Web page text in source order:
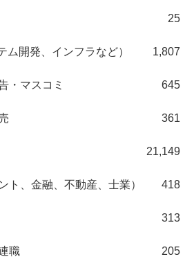
25
ム開発、インフラなど） 1,807
・マスコミ 645
361
21,149
ト、金融、不動産、士業） 418
313
職 205